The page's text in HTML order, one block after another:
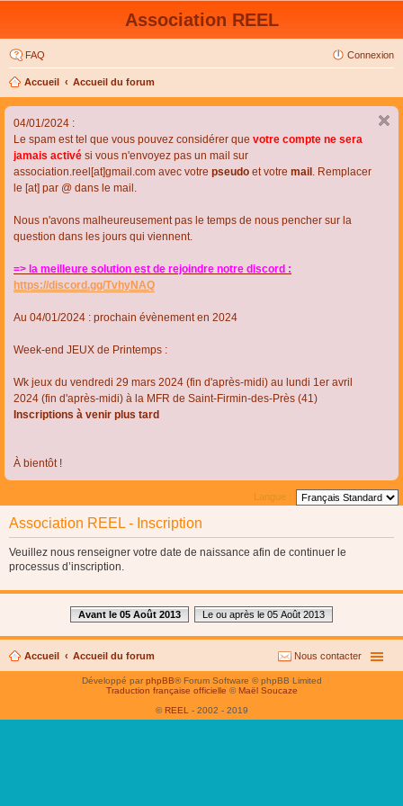
Association REEL
FAQ Connexion
Accueil Accueil du forum
04/01/2024 :
Le spam est tel que vous pouvez considérer que votre compte ne sera
jamais activé si vous n'envoyez pas un mail sur
association.reel[at]gmail.com avec votre pseudo et votre mail . Remplacer
le [at] par @ dans le mail.
Nous n'avons malheureusement pas le temps de nous pencher sur la
question dans les jours qui viennent.
=> la meilleure solution est de rejoindre notre discord :
https://discord.gg/TvhyNAQ
Au 04/01/2024 : prochain évènement en 2024
Week-end JEUX de Printemps :
Wk jeux du vendredi 29 mars 2024 (fin d'après-midi) au lundi 1er avril
2024 (fin d'après-midi) à la MFR de Saint-Firmin-des-Près (41)
Inscriptions à venir plus tard
À bientôt !
Langue :
Association REEL - Inscription
Veuillez nous renseigner votre date de naissance afin de continuer le
processus d’inscription.
Avant le 05 Août 2013 Le ou après le 05 Août 2013
Accueil Accueil du forum Nous contacter
Développé parphpBB® Forum Software © phpBB Limited
Traduction française officielle © Maël Soucaze
© REEL - 2002 - 2019